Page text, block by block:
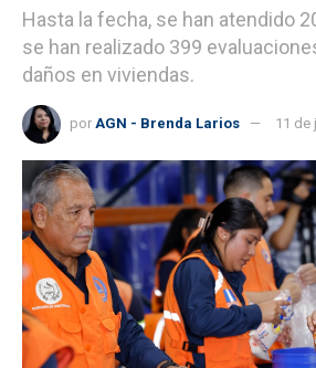
Hasta la fecha, se han atendido
se han realizado 399
daños en viviendas.
por AGN - Brenda Larios 11 de